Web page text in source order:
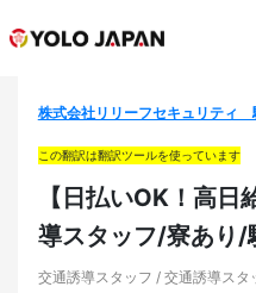
株式会社リリーフセキュリティ
この翻訳は翻訳ツールを使っています
【日払いOK！高
導スタッフ/寮あり/
交通誘導スタッフ / 交通誘導スタ